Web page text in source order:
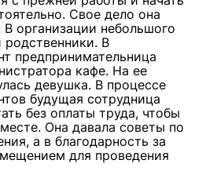
Свое дело она
организации небольшого
родственники. В
предпринимательница
кафе. На ее
девушка. В процессе
будущая сотрудница
без оплаты труда, чтобы
Она давала советы по
а в благодарность за
для проведения